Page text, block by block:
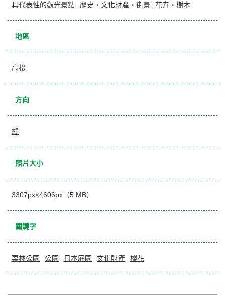
具代表性的觀光景點 歷史・文化財產・街景 花卉・樹木
地區
高松
方向
縱
照片大小
3307px×4606px（5 MB）
關鍵字
栗林公園 公園 日本庭園 文化財產 櫻花